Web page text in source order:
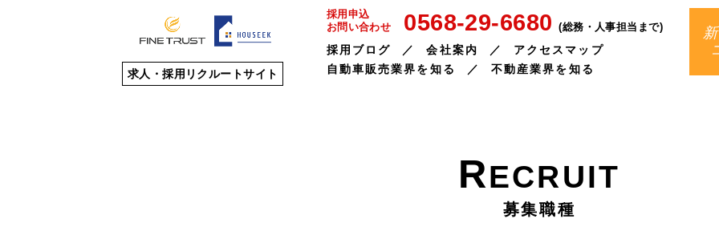
求人・採用リクルートサイト
採用申込
お問い合わせ
0568-29-6680 (総務・人事担当まで)
採用ブログ 会社案内
アクセスマップ
自動車販売業界を知る
不動産業界を知る
RECRUIT
募集職種